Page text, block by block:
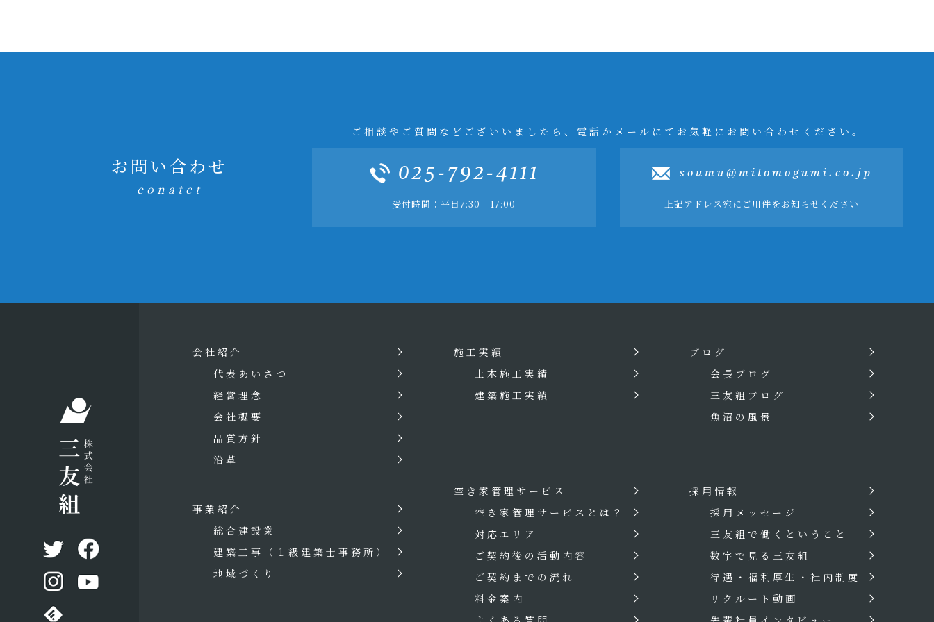
お問い合わせ
conatct
ご相談やご質問などございいましたら、電話かメールにてお気軽にお問い合わせください。
025-792-4111
受付時間：平日7:30 - 17:00
soumu@mitomogumi.co.jp
上記アドレス宛にご用件をお知らせください
会社紹介
代表あいさつ
経営理念
会社概要
品質方針
沿革
事業紹介
総合建設業
建築工事
（１級建築士事務所）
地域づくり
施工実績
土木施工実績
建築施工実績
空き家管理サービス
空き家管理サービスとは？
対応エリア
ご契約後の活動内容
ご契約までの流れ
料金案内
ブログ
会長ブログ
三友組ブログ
魚沼の風景
採用情報
採用メッセージ
三友組で働くということ
数字で見る三友組
待遇・福利厚生・社内制度
リクルート動画